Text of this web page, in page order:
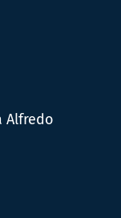
Alfredo